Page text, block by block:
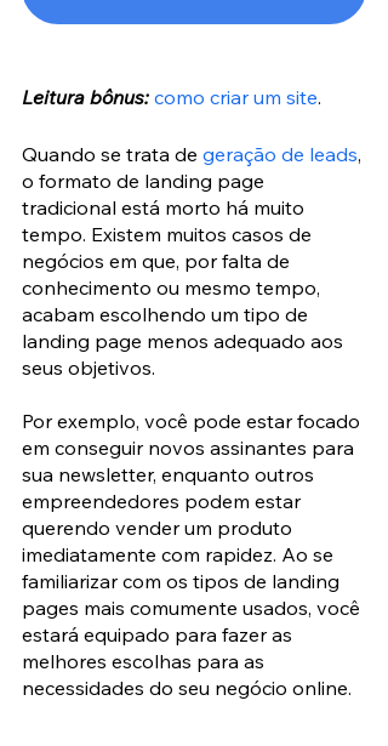
Leitura bônus: como criar um site.
Quando se trata de geração de leads,
o formato de landing page
tradicional está morto há muito
tempo. Existem muitos casos de
negócios em que, por falta de
conhecimento ou mesmo tempo,
acabam escolhendo um tipo de
landing page menos adequado aos
seus objetivos.
Por exemplo, você pode estar focado
em conseguir novos assinantes para
sua newsletter, enquanto outros
empreendedores podem estar
querendo vender um produto
imediatamente com rapidez. Ao se
familiarizar com os tipos de landing
pages mais comumente usados, você
estará equipado para fazer as
melhores escolhas para as
necessidades do seu negócio online.